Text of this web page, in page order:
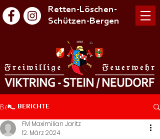
Retten-Löschen-
Schützen-Bergen
Beitrag
FM Maximilian Jaritz
12. März 2024
BERICHTE